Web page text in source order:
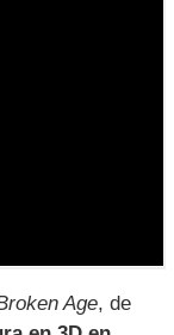
Age, de